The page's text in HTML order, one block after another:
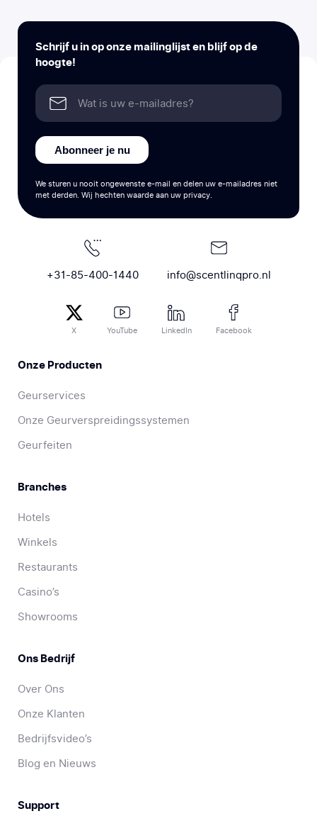
Schrijf u in op onze mailinglijst en blijf op de
hoogte!
Abonneer je nu
We sturen u nooit ongewenste e-mail en delen uw e-mailadres niet
met derden. Wij hechten waarde aan uw privacy.
+31-85-400-1440 info@scentlinqpro.nl
X YouTube LinkedIn Facebook
Onze Producten
Geurservices
Onze Geurverspreidingssystemen
Geurfeiten
Branches
Hotels
Winkels
Restaurants
Casino’s
Showrooms
Ons Bedrijf
Over Ons
Onze Klanten
Bedrijfsvideo’s
Blog en Nieuws
Support